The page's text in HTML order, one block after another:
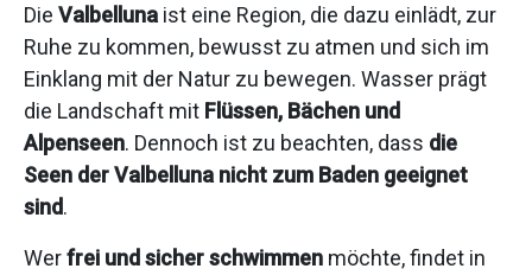
Die Valbelluna ist eine Region, die dazu einlädt, zur
Ruhe zu kommen, bewusst zu atmen und sich im
Einklang mit der Natur zu bewegen. Wasser prägt
die Landschaft mit Flüssen, Bächen und
Alpenseen. Dennoch ist zu beachten, dass die
Seen der Valbelluna nicht zum Baden geeignet
sind.
Werfrei und sicher schwimmen möchte, findet in